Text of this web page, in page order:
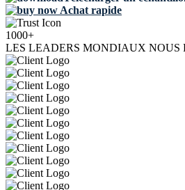
Achat rapide
1000+
LES LEADERS MONDIAUX NOUS